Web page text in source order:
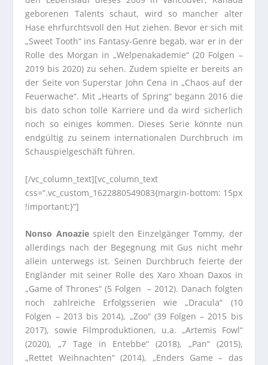
geborenen Talents schaut, wird so mancher alter
Hase ehrfurchtsvoll den Hut ziehen. Bevor er sich mit
„Sweet Tooth“ ins Fantasy-Genre begab, war er in der
Rolle des Morgan in „Welpenakademie“ (20 Folgen –
2019 bis 2020) zu sehen. Zudem spielte er bereits an
der Seite von Superstar John Cena in „Chaos auf der
Feuerwache“. Mit „Hearts of Spring“ begann 2016 die
bis dato schon tolle Karriere und da wird sicherlich
noch so einiges kommen. Dieses Serie könnte nun
endgültig zu seinem internationalen Durchbruch im
Schauspielgeschäft führen.
[/vc_column_text][vc_column_text
css=“.vc_custom_1622880549083{margin-bottom: 15px
!important;}“]
Nonso Anoaziespielt den Einzelgänger Tommy, der
allerdings nach der Begegnung mit Gus nicht mehr
allein unterwegs ist. Seinen Durchbruch feierte der
Engländer mit seiner Rolle des Xaro Xhoan Daxos in
„Game of Thrones“ (5 Folgen – 2012). Danach folgten
noch zahlreiche Erfolgsserien wie „Dracula“ (10
Folgen – 2013 bis 2014), „Zoo“ (39 Folgen – 2015 bis
2017), sowie Filmproduktionen, u.a. „Artemis Fowl“
(2020), „7 Tage in Entebbe“ (2018), „Pan“ (2015),
„Rettet Weihnachten“ (2014), „Enders Game – das